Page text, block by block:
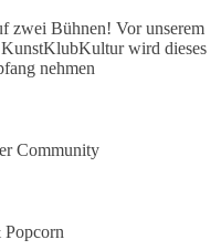
zwei Bühnen! Vor unserem
wird dieses
nehmen
Community